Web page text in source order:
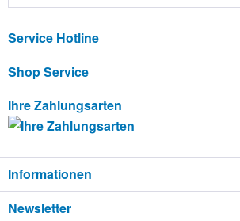
Service Hotline
Shop Service
Ihre Zahlungsarten
Informationen
Newsletter